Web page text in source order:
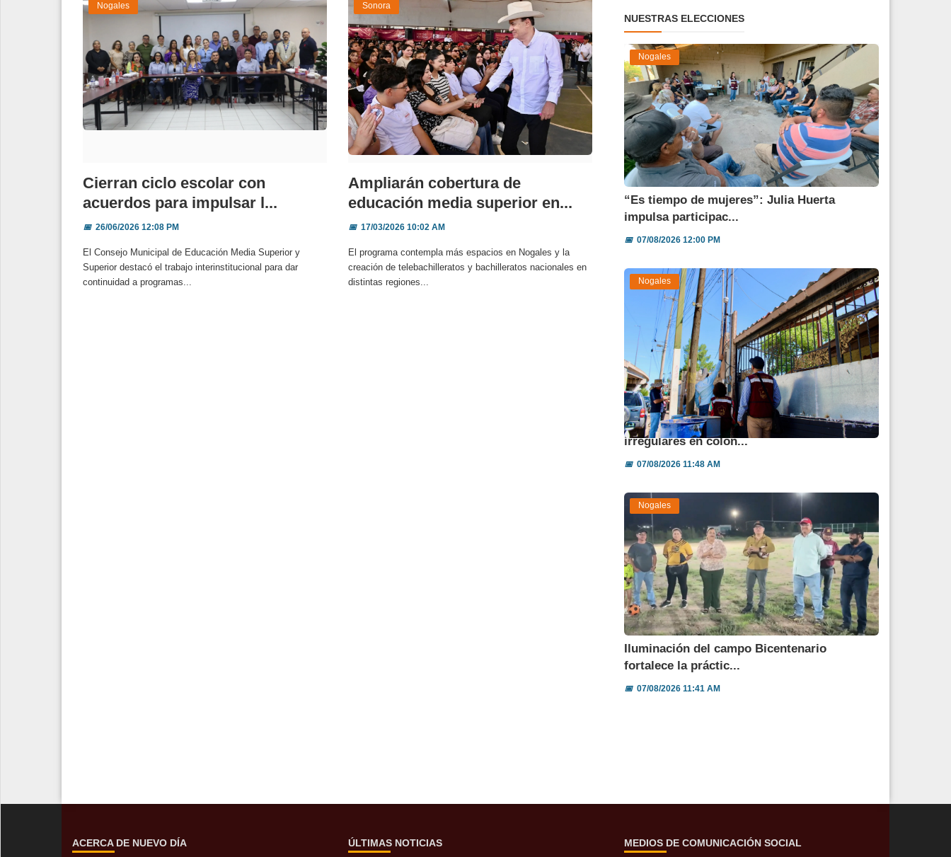
Nogales
Cierran ciclo escolar con
acuerdos para impulsar l...
📅26/06/2026 12:08 PM
El Consejo Municipal de Educación Media Superior y
Superior destacó el trabajo interinstitucional para dar
continuidad a programas...
Sonora
Ampliarán cobertura de
educación media superior en...
📅17/03/2026 10:02 AM
El programa contempla más espacios en Nogales y la
creación de telebachilleratos y bachilleratos nacionales en
distintas regiones...
NUESTRAS ELECCIONES
Nogales
“Es tiempo de mujeres”: Julia Huerta
impulsa participac...
📅07/08/2026 12:00 PM
Nogales
Avanza regularización de 900 lotes
irregulares en colon...
📅07/08/2026 11:48 AM
Nogales
Iluminación del campo Bicentenario
fortalece la práctic...
📅07/08/2026 11:41 AM
ACERCA DE NUEVO DÍA ÚLTIMAS NOTICIAS MEDIOS DE COMUNICACIÓN SOCIAL